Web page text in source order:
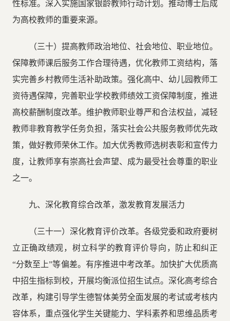
性标准。深入实施国家银龄教师行动计划。推动博士后成
为高校教师的重要来源。
（三十）提高教师政治地位、社会地位、职业地位。
保障教师课后服务工作合理待遇，优化教师工资结构，落
实完善乡村教师生活补助政策。强化高中、幼儿园教师工
资待遇保障，完善职业学校教师绩效工资保障制度，推进
高校薪酬制度改革。维护教师职业尊严和合法权益，减轻
教师非教育教学任务负担，落实社会公共服务教师优先政
策，做好教师荣休工作。加大优秀教师选树表彰和宣传力
度，让教师享有崇高社会声望、成为最受社会尊重的职业
之一。
九、深化教育综合改革，激发教育发展活力
（三十一）深化教育评价改革。各级党委和政府要树
立正确政绩观，树立科学的教育评价导向，防止和纠正
“分数至上”等偏差。有序推进中考改革。加快扩大优质高
中招生指标到校，开展均衡派位招生试点。深化高考综合
改革，构建引导学生德智体美劳全面发展的考试或考核内
容体系，重点强化学生关键能力、学科素养和思维品质考